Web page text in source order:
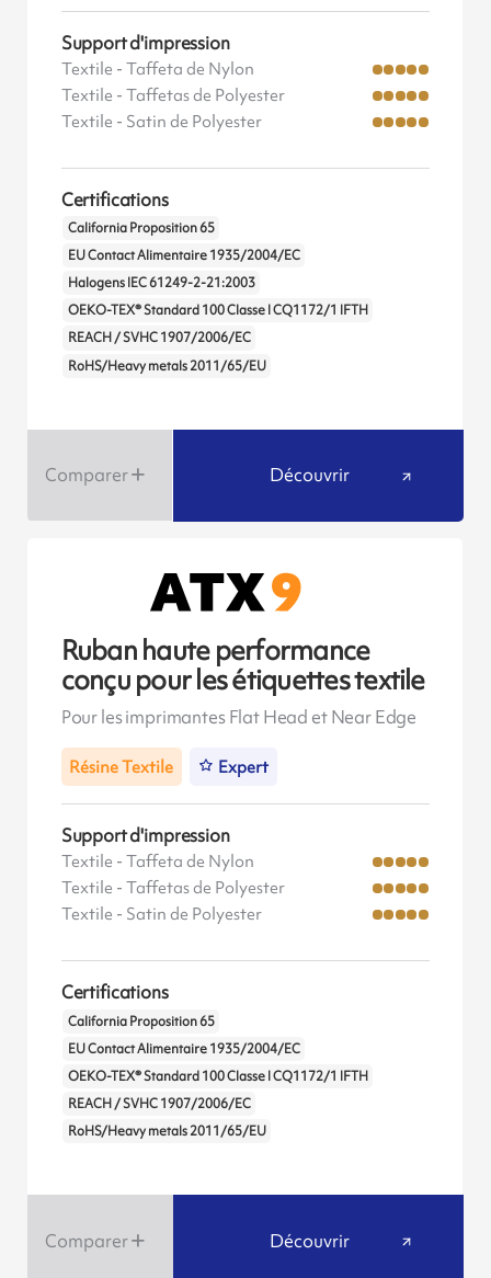
Support d'impression
Textile - Taffeta de Nylon
Textile - Taffetas de Polyester
Textile - Satin de Polyester
Certifications
California Proposition 65
EU Contact Alimentaire 1935/2004/EC
Halogens IEC 61249-2-21:2003
OEKO-TEX® Standard 100 Classe I CQ1172/1 IFTH
REACH / SVHC 1907/2006/EC
RoHS/Heavy metals 2011/65/EU
Comparer Découvrir
Ruban haute performance
conçu pour les étiquettes textile
Pour les imprimantes Flat Head et Near Edge
Résine Textile Expert
Support d'impression
Textile - Taffeta de Nylon
Textile - Taffetas de Polyester
Textile - Satin de Polyester
Certifications
California Proposition 65
EU Contact Alimentaire 1935/2004/EC
OEKO-TEX® Standard 100 Classe I CQ1172/1 IFTH
REACH / SVHC 1907/2006/EC
RoHS/Heavy metals 2011/65/EU
Comparer Découvrir